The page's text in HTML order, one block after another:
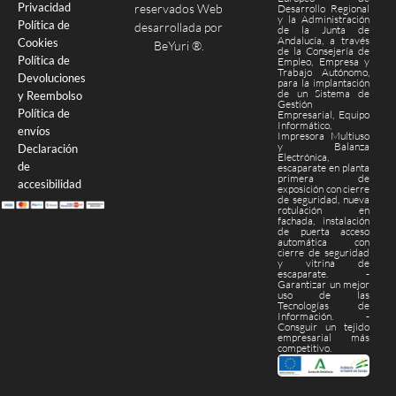
Privacidad
Política de
Cookies
Política de
Devoluciones
y Reembolso
Política de
envíos
Declaración
de
accesibilidad
reservados Web
desarrollada por
BeYuri ®.
Desarrollo Regional
y la Administración
de la Junta de
Andalucía, a través
de la Consejería de
Empleo, Empresa y
Trabajo Autónomo,
para la implantación
de un Sistema de
Gestión
Empresarial, Equipo
Informático,
Impresora Multiuso
y Balanza
Electrónica,
escaparate en planta
primera de
exposición con cierre
de seguridad, nueva
rotulación en
fachada, instalación
de puerta acceso
automática con
cierre de seguridad
y vitrina de
escaparate. -
Garantizar un mejor
uso de las
Tecnologías de
Información. -
Consguir un tejido
empresarial más
competitivo.